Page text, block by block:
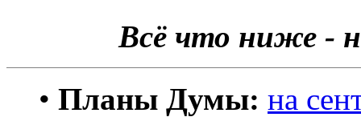
Всё что ниже -
• Планы Думы: на